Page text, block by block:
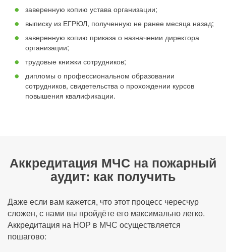
заверенную копию устава организации;
выписку из ЕГРЮЛ, полученную не ранее месяца назад;
заверенную копию приказа о назначении директора
организации;
трудовые книжки сотрудников;
дипломы о профессиональном образовании
сотрудников, свидетельства о прохождении курсов
повышения квалификации.
Аккредитация МЧС на пожарный
аудит: как получить
Даже если вам кажется, что этот процесс чересчур
сложен, с нами вы пройдёте его максимально легко.
Аккредитация на НОР в МЧС осуществляется
пошагово: